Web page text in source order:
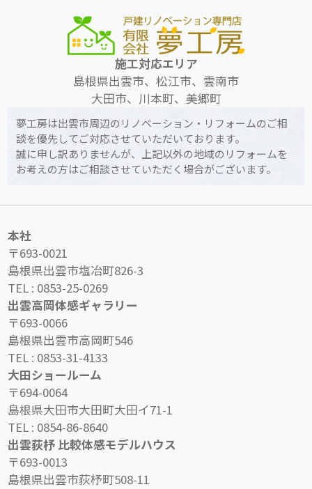
施工対応エリア
島根県出雲市、松江市、雲南市
大田市、川本町、美郷町
夢工房は出雲市周辺のリノベーション・リフォームのご相
談を優先してご対応させていただいております。
誠に申し訳ありませんが、上記以外の地域のリフォームを
お考えの方はご相談させていただく場合がございます。
本社
〒693-0021
島根県出雲市塩冶町826-3
TEL : 0853-25-0269
出雲高岡体感ギャラリー
〒693-0066
島根県出雲市高岡町546
TEL : 0853-31-4133
大田ショールーム
〒694-0064
島根県大田市大田町大田イ71-1
TEL : 0854-86-8640
出雲荻杼 比較体感モデルハウス
〒693-0013
島根県出雲市荻杼町508-11